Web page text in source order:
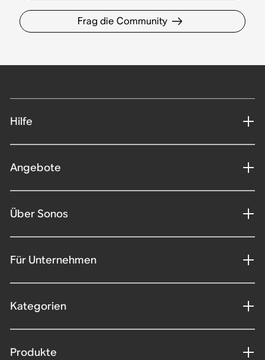
Frag die Community
Hilfe
Angebote
Über Sonos
Für Unternehmen
Kategorien
Produkte